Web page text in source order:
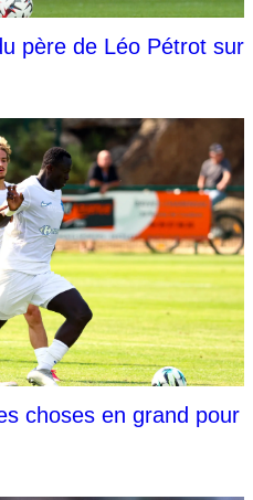
père de Léo Pétrot sur
choses en grand pour